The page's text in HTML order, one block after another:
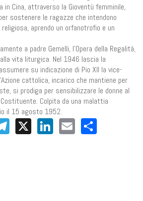
in Cina, attraverso la Gioventù femminile,
sostenere le ragazze che intendono
aprendo un orfanotrofio e un
a padre Gemelli, l’Opera della Regalità,
vita liturgica. Nel 1946 lascia la
su indicazione di Pio XII la vice-
cattolica, incarico che mantiene per
si prodiga per sensibilizzare le donne al
Colpita da una malattia
il 15 agosto 1952.
Telegram
X LinkedIn
Email